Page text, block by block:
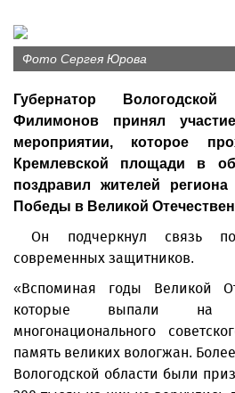
Фото Сергея Юрова
Губернатор
Филимонов принял
мероприятии, которое
Кремлевской площади в
поздравил жителей
Победы в Великой
Он подчеркнул связь
современных защитников.
«Вспоминая годы Великой
которые выпали на
многонационального
память великих вологжан.
Вологодской области были